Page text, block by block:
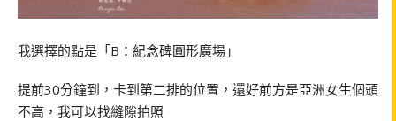
我選擇的點是「B：紀念碑圓形廣場」
提前30分鐘到，卡到第二排的位置，還好前方是亞洲女生個頭
不高，我可以找縫隙拍照